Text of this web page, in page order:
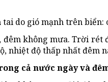
do gió mạnh trên biển:
đêm không mưa. Trời
nhiệt độ thấp nhất đêm
cả nước ngày và